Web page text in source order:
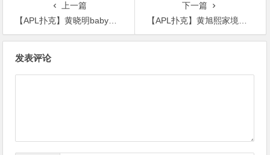
上一篇
【APL扑克】黄晓明baby分开是真的吗？ 总被传离婚的两人现在关系如何
下一篇
【APL扑克】黄旭熙家境怎么样？ 是富二代还是家境一般的普通家庭
发表评论